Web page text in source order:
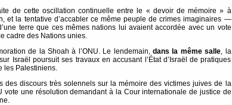
de cette oscillation continuelle entre le « devoir de mémoire » à
et la tentative d’accabler ce même peuple de crimes imaginaires —
terre que ces mêmes nations lui avaient accordée avec un vote
cadre des Nations unies.
de la Shoah à l’ONU. Le lendemain, dans la même salle, la
Israël poursuit ses travaux en accusant l’État d’Israël de pratiques
les Palestiniens.
des discours très solennels sur la mémoire des victimes juives de la
vote une résolution demandant à la Cour internationale de justice de